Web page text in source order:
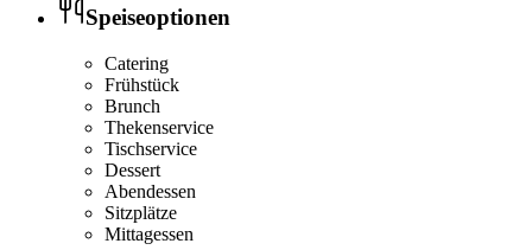
Speiseoptionen
Catering
Frühstück
Brunch
Thekenservice
Tischservice
Dessert
Abendessen
Sitzplätze
Mittagessen